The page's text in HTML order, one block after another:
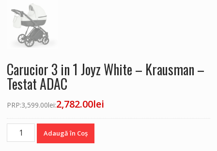
Carucior 3 in 1 Joyz White – Krausman –
Testat ADAC
PRP:3,599.00lei:2,782.00lei
Cantitate
Carucior
Adaugă în Coș